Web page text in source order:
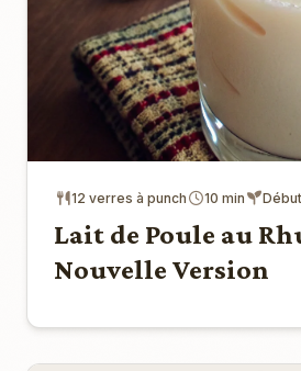
12 verres à punch 10 min
Lait de Poule au
Nouvelle Version